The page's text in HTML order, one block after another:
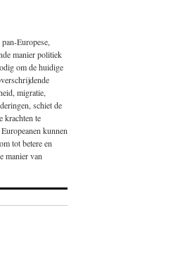
Europese,
manier politiek
om de huidige
migratie,
schiet de
krachten te
kunnen
tot betere en
manier van